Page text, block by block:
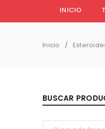
INICIO
Inicio /
BUSCAR